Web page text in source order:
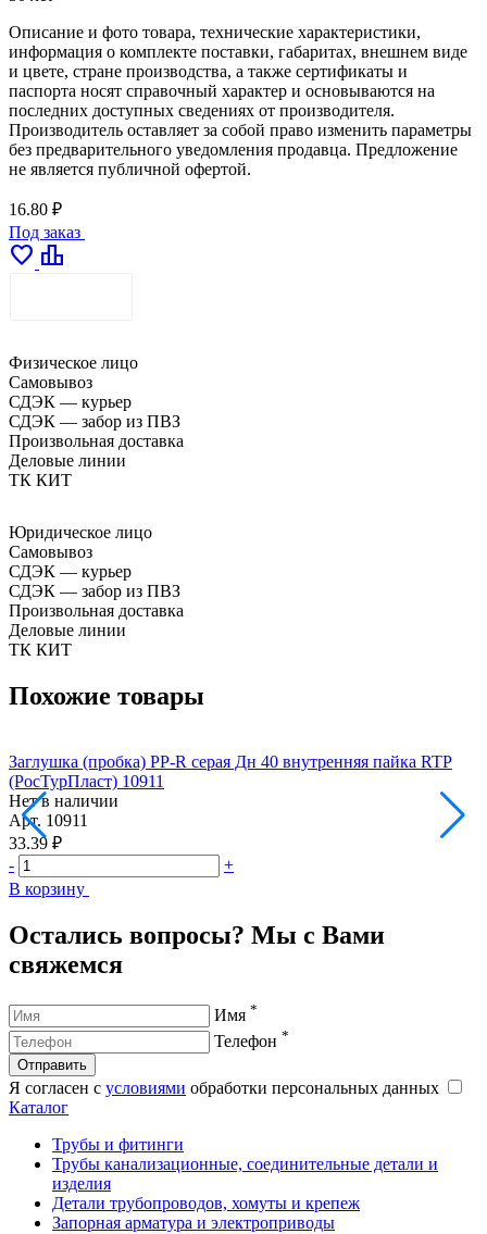
Описание и фото товара, технические характеристики,
информация о комплекте поставки, габаритах, внешнем виде
и цвете, стране производства, а также сертификаты и
паспорта носят справочный характер и основываются на
последних доступных сведениях от производителя.
Производитель оставляет за собой право изменить параметры
без предварительного уведомления продавца. Предложение
не является публичной офертой.
16.80 ₽
Под заказ
favorite leaderboard
Физическое лицо
Самовывоз
СДЭК — курьер
СДЭК — забор из ПВЗ
Произвольная доставка
Деловые линии
ТК КИТ
Юридическое лицо
Самовывоз
СДЭК — курьер
СДЭК — забор из ПВЗ
Произвольная доставка
Деловые линии
ТК КИТ
Похожие товары
Заглушка (пробка) PP-R серая Дн 40 внутренняя пайка RTP
(РосТурПласт) 10911
Нет в наличии
Арт. 10911
33.39 ₽
-
+
В корзину
Остались вопросы? Мы с Вами
свяжемся
Имя *
Телефон *
Отправить
Я согласен с условиями обработки персональных данных
Каталог
Трубы и фитинги
Трубы канализационные, соединительные детали и
изделия
Детали трубопроводов, хомуты и крепеж
Запорная арматура и электроприводы